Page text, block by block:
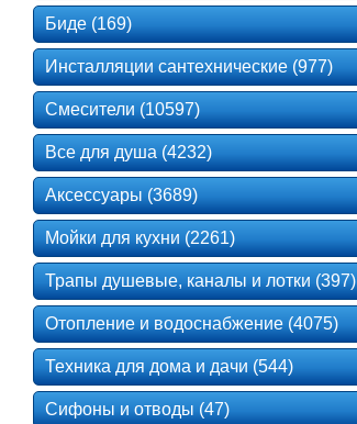
Биде (169)
Инсталляции сантехнические (977)
Смесители (10597)
Все для душа (4232)
Аксессуары (3689)
Мойки для кухни (2261)
Трапы душевые, каналы и лотки (397)
Отопление и водоснабжение (4075)
Техника для дома и дачи (544)
Сифоны и отводы (47)